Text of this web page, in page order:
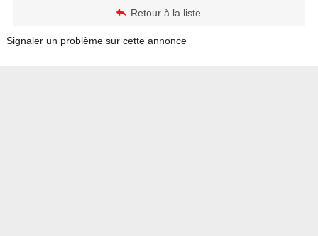
Retour à la liste
Signaler un problème sur cette annonce